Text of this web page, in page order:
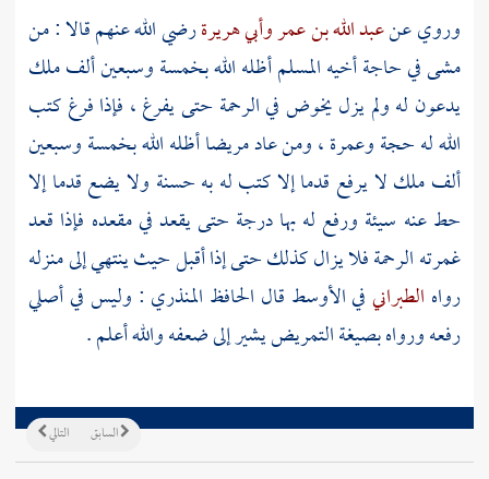
وروي عنعبد الله بن عمروأبي هريرةرضي الله عنهم قالا : من
مشى في حاجة أخيه المسلم أظله الله بخمسة وسبعين ألف ملك
يدعون له ولم يزل يخوض في الرحمة حتى يفرغ ، فإذا فرغ كتب
الله له حجة وعمرة ، ومن عاد مريضا أظله الله بخمسة وسبعين
ألف ملك لا يرفع قدما إلا كتب له به حسنة ولا يضع قدما إلا
حط عنه سيئة ورفع له بها درجة حتى يقعد في مقعده فإذا قعد
غمرته الرحمة فلا يزال كذلك حتى إذا أقبل حيث ينتهي إلى منزله
رواه الطبرانيفي الأوسط قال الحافظ المنذري : وليس في أصلي
رفعه ورواه بصيغة التمريض يشير إلى ضعفه والله أعلم .
التالي السابق